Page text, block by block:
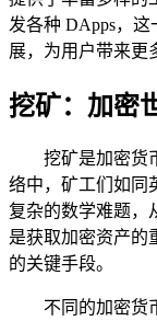
发各种 DApps，
展，为用户带来更
挖矿：加密
挖矿是加密货
络中，矿工们如同
复杂的数学难题，
是获取加密资产的
的关键手段。
不同的加密货